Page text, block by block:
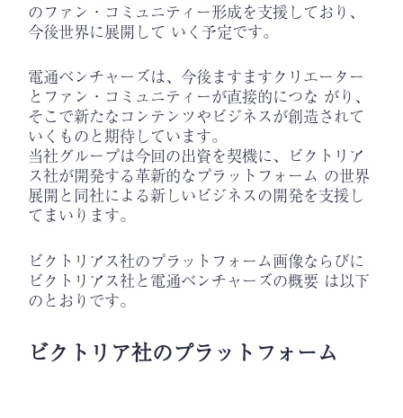
のファン・コミュニティー形成を支援しており、
今後世界に展開して いく予定です。
電通ベンチャーズは、今後ますますクリエーター
とファン・コミュニティーが直接的につな がり、
そこで新たなコンテンツやビジネスが創造されて
いくものと期待しています。
当社グループは今回の出資を契機に、ビクトリア
ス社が開発する革新的なプラットフォーム の世界
展開と同社による新しいビジネスの開発を支援し
てまいります。
ビクトリアス社のプラットフォーム画像ならびに
ビクトリアス社と電通ベンチャーズの概要 は以下
のとおりです。
ビクトリア社のプラットフォーム